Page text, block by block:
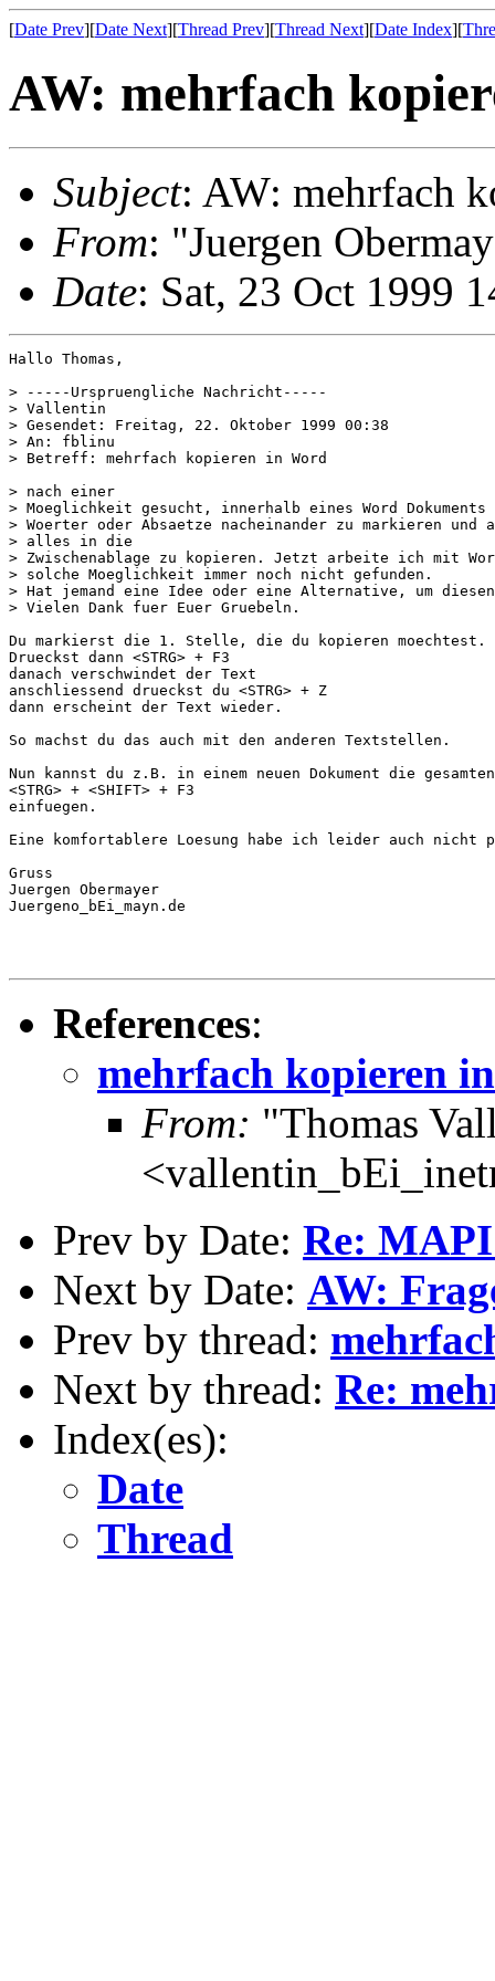
[Date Prev][Date Next][Thread Prev][Thread Next][Date Index][
AW: mehrfach
Subject: AW: mehrfach
From: "Juergen
Date: Sat, 23 Oct 1999
Hallo Thomas,
> -----Urspruengliche Nachricht-----
> Vallentin
> Gesendet: Freitag, 22. Oktober 1999 00:38
> An: fblinu
> Betreff: mehrfach kopieren in Word
> nach einer
> Moeglichkeit gesucht, innerhalb eines Word
> Woerter oder Absaetze nacheinander zu markieren und
> alles in die
> Zwischenablage zu kopieren. Jetzt arbeite ich mit
> solche Moeglichkeit immer noch nicht gefunden.
> Hat jemand eine Idee oder eine Alternative, um diesen
> Vielen Dank fuer Euer Gruebeln.
Du markierst die 1. Stelle, die du kopieren moechtest.
Drueckst dann <STRG> + F3
danach verschwindet der Text
anschliessend drueckst du <STRG> + Z
dann erscheint der Text wieder.
So machst du das auch mit den anderen Textstellen.
Nun kannst du z.B. in einem neuen Dokument die
<STRG> + <SHIFT> + F3
einfuegen.
Eine komfortablere Loesung habe ich leider auch nicht
Gruss
Juergen Obermayer
Juergeno_bEi_mayn.de
References:
mehrfach kopieren
From: "Thomas
Prev by Date: Re:
Next by Date: AW:
Prev by thread:
Next by thread: Re:
Index(es):
Date
Thread